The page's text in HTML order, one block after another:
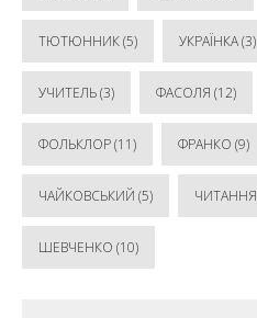
ТЮТЮННИК(5) УКРАЇНКА(3)
УЧИТЕЛЬ(3) ФАСОЛЯ (12)
ФОЛЬКЛОР(11) ФРАНКО (9)
ЧАЙКОВСЬКИЙ (5) ЧИТАННЯ
ШЕВЧЕНКО (10)